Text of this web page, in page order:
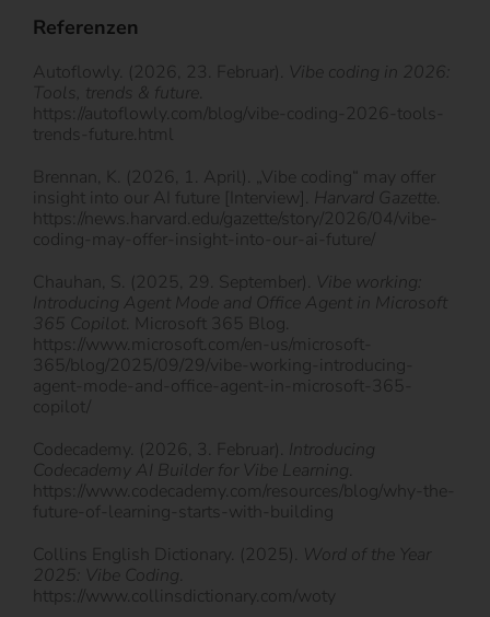
Referenzen
Autoflowly. (2026, 23. Februar). Vibe coding in 2026:
Tools, trends & future.
https://autoflowly.com/blog/vibe-coding-2026-tools-
trends-future.html
Brennan, K. (2026, 1. April). „Vibe coding“ may offer
insight into our AI future [Interview]. Harvard Gazette.
https://news.harvard.edu/gazette/story/2026/04/vibe-
coding-may-offer-insight-into-our-ai-future/
Chauhan, S. (2025, 29. September). Vibe working:
Introducing Agent Mode and Office Agent in Microsoft
365 Copilot. Microsoft 365 Blog.
https://www.microsoft.com/en-us/microsoft-
365/blog/2025/09/29/vibe-working-introducing-
agent-mode-and-office-agent-in-microsoft-365-
copilot/
Codecademy. (2026, 3. Februar). Introducing
Codecademy AI Builder for Vibe Learning.
https://www.codecademy.com/resources/blog/why-the-
future-of-learning-starts-with-building
Collins English Dictionary. (2025). Word of the Year
2025: Vibe Coding.
https://www.collinsdictionary.com/woty